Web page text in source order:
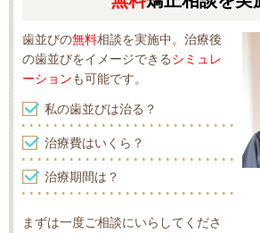
歯並びの無料相談を実施中。治療後
の歯並びをイメージできるシミュレ
ーションも可能です。
私の歯並びは治る？
治療費はいくら？
治療期間は？
まずは一度ご相談にいらしてくださ